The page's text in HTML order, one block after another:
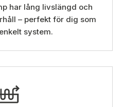
har lång livslängd och
– perfekt för dig som
system.